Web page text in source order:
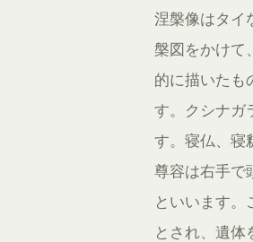
涅槃像はタイ
槃図をかけて
的に描いたも
す。クシナガ
す。寝仏、寝
尊容は右手で
といいます。
とされ、遺体